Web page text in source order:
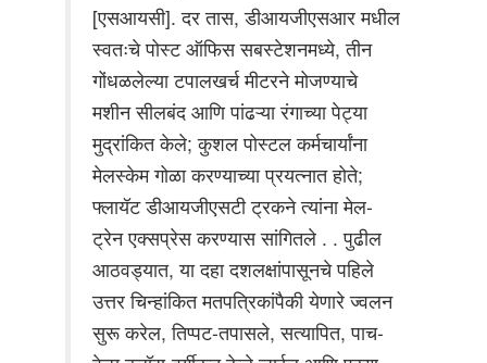
[एसआयसी]. दर तास, डीआयजीएसआर मधील
स्वतःचे पोस्ट ऑफिस सबस्टेशनमध्ये, तीन
गोंधळलेल्या टपालखर्च मीटरने मोजण्याचे
मशीन सीलबंद आणि पांढऱ्या रंगाच्या पेट्या
मुद्रांकित केले; कुशल पोस्टल कर्मचार्यांना
मेलस्केम गोळा करण्याच्या प्रयत्नात होते;
फ्लायॅट डीआयजीएसटी ट्रकने त्यांना मेल-
ट्रेन एक्सप्रेस करण्यास सांगितले . . पुढील
आठवड्यात, या दहा दशलक्षांपासूनचे पहिले
उत्तर चिन्हांकित मतपत्रिकांपैकी येणारे ज्वलन
सुरू करेल, तिप्पट-तपासले, सत्यापित, पाच-